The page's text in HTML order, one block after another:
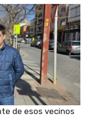
de esos vecinos